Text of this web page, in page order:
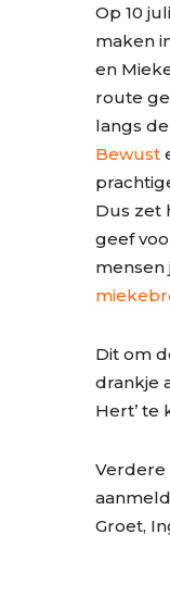
Op 10
maken
en
route
langs
Bewust
Dus zet
geef
mensen
Dit om
drankje
Hert’ te
Verdere
Groet,